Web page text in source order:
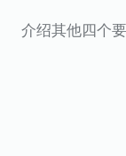
介绍其他四个